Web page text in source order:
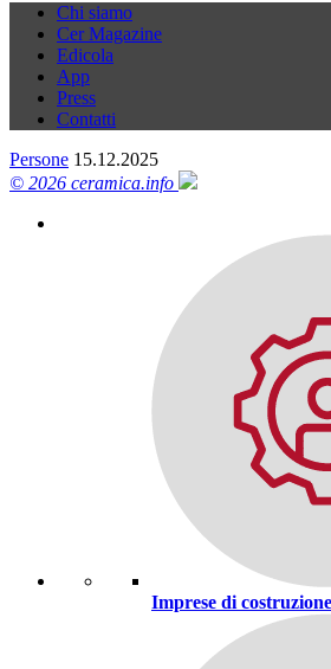
Chi siamo
Cer Magazine
Edicola
App
Press
Contatti
Persone 15.12.2025
© 2026 ceramica.info
Imprese di costruzione